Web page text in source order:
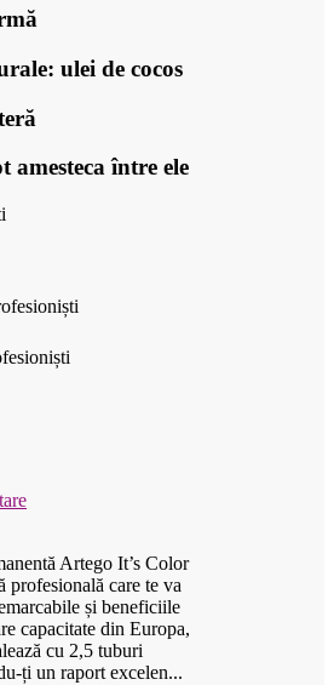
ulei de cocos
amesteca între ele
Artego It’s Color
profesională care te va
și beneficiile
capacitate din Europa,
cu 2,5 tuburi
ți un raport excelen...